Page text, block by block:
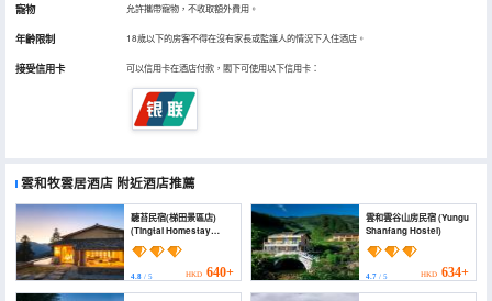
寵物 允許攜帶寵物，不收取額外費用。
年齡限制 18歲以下的房客不得在沒有家長或監護人的情況下入住酒店。
接受信用卡 可以信用卡在酒店付款，閣下可使用以下信用卡：
雲和牧雲居酒店 附近酒店推薦
聽苔民宿(梯田景區店)
(Tingtai Homestay
(Titian Scenic Area))
4.8 / 5 HKD 640+
雲和雲谷山房民宿 (Yungu
Shanfang Hostel)
4.7/ 5 HKD 634+